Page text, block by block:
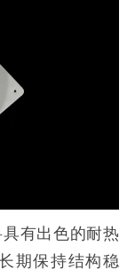
具有出色的耐热
期保持结构稳